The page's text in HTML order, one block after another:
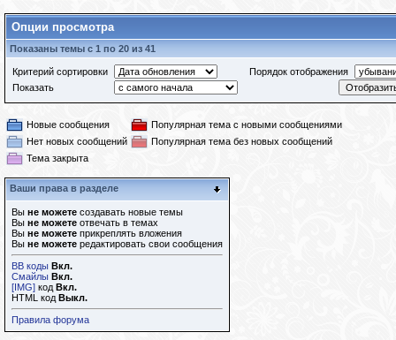
Опции просмотра
Показаны темы с 1 по 20 из 41
Критерий сортировки
Порядок отображения
Показать
Новые сообщения
Популярная тема с новыми сообщениями
Нет новых сообщений
Популярная тема без новых сообщений
Тема закрыта
Ваши права в разделе
Вы не можете создавать новые темы
Вы не можете отвечать в темах
Вы не можете прикреплять вложения
Вы не можете редактировать свои сообщения
BB коды Вкл.
Смайлы Вкл.
[IMG] код Вкл.
HTML код Выкл.
Правила форума